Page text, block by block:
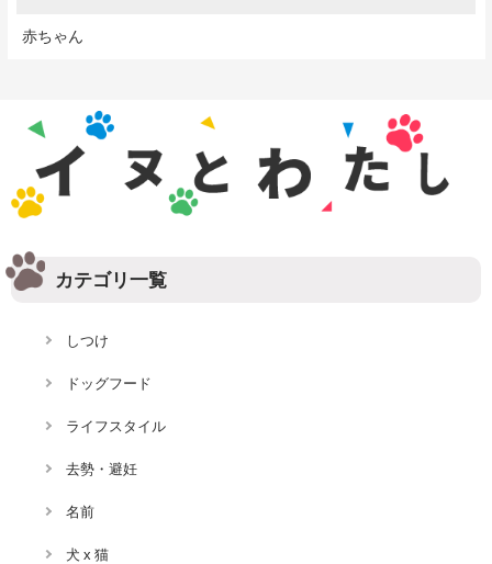
赤ちゃん
カテゴリ一覧
しつけ
ドッグフード
ライフスタイル
去勢・避妊
名前
犬 x 猫